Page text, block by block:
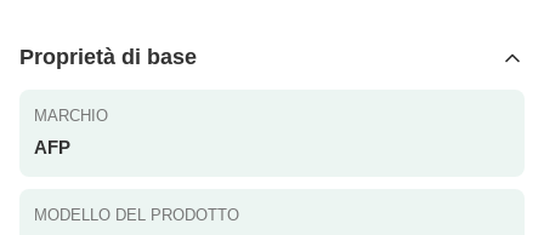
Proprietà di base
MARCHIO
AFP
MODELLO DEL PRODOTTO